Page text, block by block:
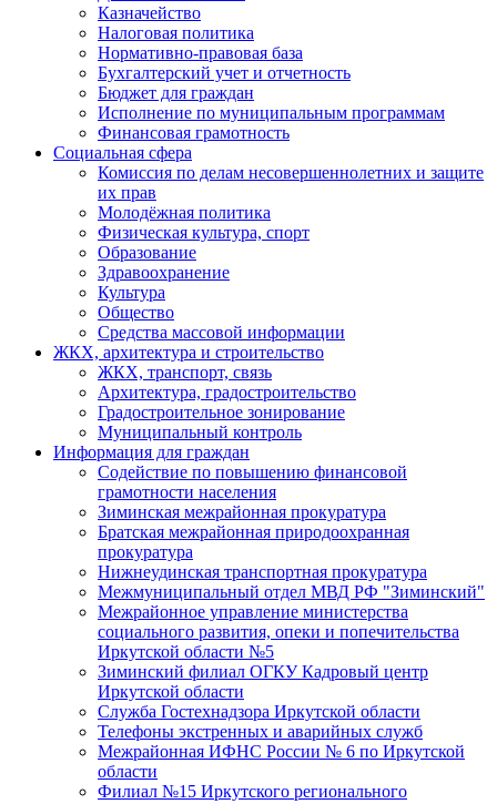
Казначейство
Налоговая политика
Нормативно-правовая база
Бухгалтерский учет и отчетность
Бюджет для граждан
Исполнение по муниципальным программам
Финансовая грамотность
Социальная сфера
Комиссия по делам несовершеннолетних и защите
их прав
Молодёжная политика
Физическая культура, спорт
Образование
Здравоохранение
Культура
Общество
Средства массовой информации
ЖКХ, архитектура и строительство
ЖКХ, транспорт, связь
Архитектура, градостроительство
Градостроительное зонирование
Муниципальный контроль
Информация для граждан
Содействие по повышению финансовой
грамотности населения
Зиминская межрайонная прокуратура
Братская межрайонная природоохранная
прокуратура
Нижнеудинская транспортная прокуратура
Межмуниципальный отдел МВД РФ "Зиминский"
Межрайонное управление министерства
социального развития, опеки и попечительства
Иркутской области №5
Зиминский филиал ОГКУ Кадровый центр
Иркутской области
Служба Гостехнадзора Иркутской области
Телефоны экстренных и аварийных служб
Межрайонная ИФНС России № 6 по Иркутской
области
Филиал №15 Иркутского регионального